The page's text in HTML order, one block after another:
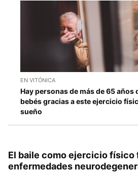
EN VITÓNICA
Hay personas de más de 65 años
bebés gracias a este ejercicio
sueño
El baile como ejercicio físico
enfermedades